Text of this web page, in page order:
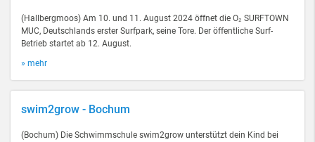
(Hallbergmoos) Am 10. und 11. August 2024 öffnet die O₂ SURFTOWN
MUC, Deutschlands erster Surfpark, seine Tore. Der öffentliche Surf-
Betrieb startet ab 12. August.
» mehr
swim2grow - Bochum
(Bochum) Die Schwimmschule swim2grow unterstützt dein Kind bei